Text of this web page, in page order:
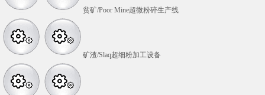
贫矿/Poor Mine超微粉碎生产线
矿渣/Slaq超细粉加工设备